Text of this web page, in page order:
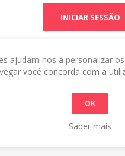
INICIAR SESSÃO
site.
ajudam-nos a personalizar
você concorda com a
OK
Saber mais